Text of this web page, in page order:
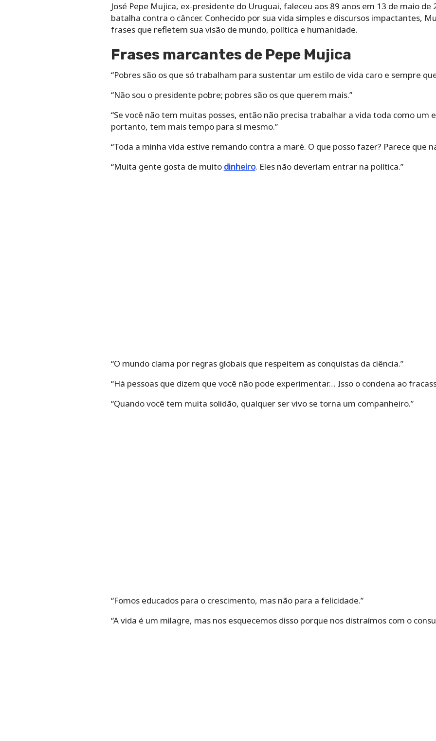
José Pepe Mujica, ex-presidente do Uruguai, faleceu aos 89 anos em 13 de maio de
batalha contra o câncer. Conhecido por sua vida simples e discursos impactantes,
frases que refletem sua visão de mundo, política e humanidade.
Frases marcantes de Pepe Mujica
“Pobres são os que só trabalham para sustentar um estilo de vida caro e sempre
“Não sou o presidente pobre; pobres são os que querem mais.”
“Se você não tem muitas posses, então não precisa trabalhar a vida toda como um
portanto, tem mais tempo para si mesmo.”
“Toda a minha vida estive remando contra a maré. O que posso fazer? Parece que
“Muita gente gosta de muito dinheiro. Eles não deveriam entrar na política.”
“O mundo clama por regras globais que respeitem as conquistas da ciência.”
“Há pessoas que dizem que você não pode experimentar… Isso o condena ao
“Quando você tem muita solidão, qualquer ser vivo se torna um companheiro.”
“Fomos educados para o crescimento, mas não para a felicidade.”
“A vida é um milagre, mas nos esquecemos disso porque nos distraímos com o